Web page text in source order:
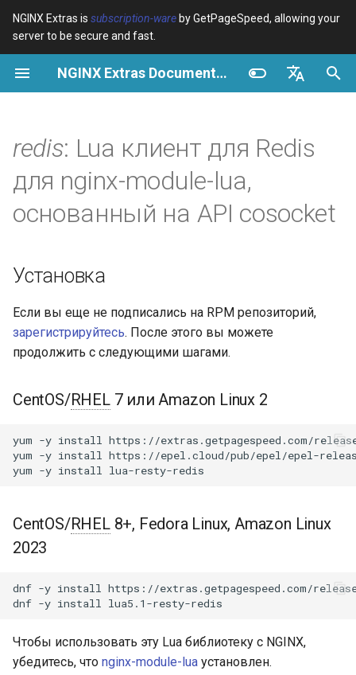
NGINX Extras is subscription-ware by GetPageSpeed, allowing your
server to be secure and fast.
NGINX Extras Documentation
Español
Deutsch
Français
И
н
а
л
з
а
ц
я
о
к
device-type Variables
Examples
Troubleshooting
geoip2
Directives
Examples
Troubleshooting
pagespeed
Get started
Production operations
Filter reference
abuse-guard
access-control
array-var
auth-pam
auth-radius
CentOS/RHEL 7 или
CentOS/RHEL 8+, Fedora
Linux, Amazon Linux 2023
new
set_timeouts
get_reused_times
init_pipeline
commit_pipeline
VPS/Dedicated - FastCGI
Cache
cPanel EA4 - Proxy Cache
Производительность
Безопасность
RHEL/CentOS
NGINX-MOD - Улучшенный
NGINX с HTTP/3, HPACK и
проверками состояния для
Tengine Web Server -
и Rocky Linux
Модули NGINX для панели
пакеты
cPanel EA4 NGINX Модули -
Превратите ea-nginx в
мощный инструмент
Поддержка NGINX HTTP/3
RHEL и CentOS
Установка на RHEL, CentOS,
Rocky Linux и AlmaLinux
redis: Lua клиент для Redis
для nginx-module-lua,
основанный на API cosocket
Установка
Если вы еще не подписались на RPM репозиторий,
зарегистрируйтесь. После этого вы можете
продолжить с следующими шагами.
CentOS/RHEL7 или Amazon Linux 2
yum -y install
https://extras.getpagespeed.com/
yum -y install
https://epel.cloud/pub/epel/epel-
yum -y install
CentOS/RHEL8+, Fedora Linux, Amazon Linux
2023
dnf -y install
https://extras.getpagespeed.com/
dnf -y install
Чтобы использовать эту Lua библиотеку с NGINX,
убедитесь, что nginx-module-lua установлен.